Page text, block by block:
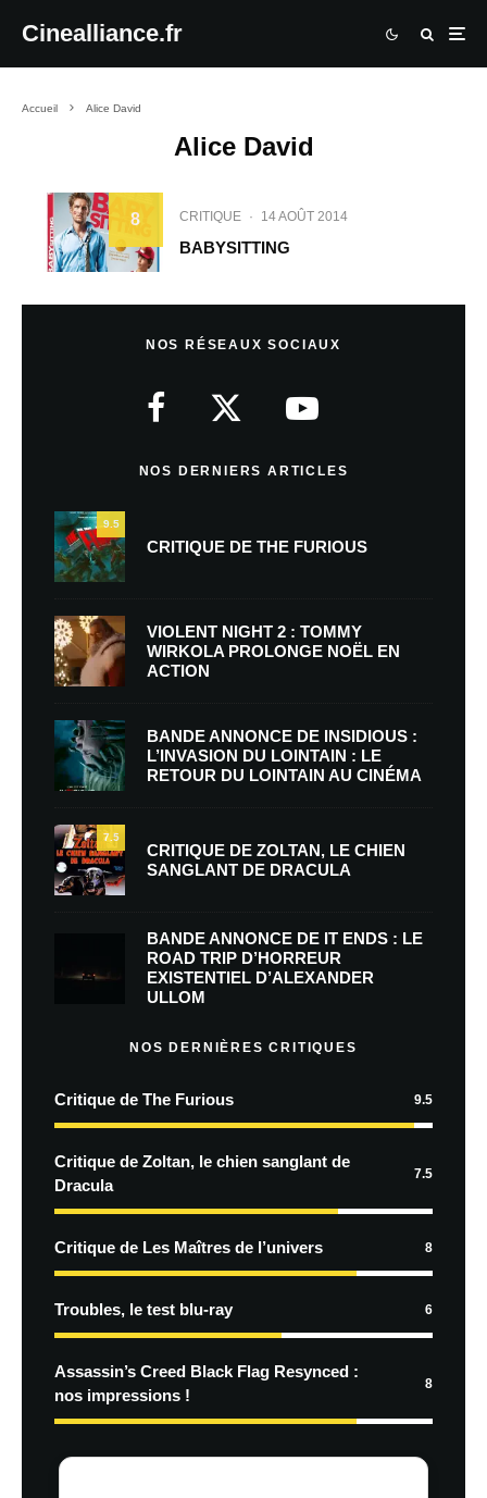
Cinealliance.fr
Accueil Alice David
Alice David
8 CRITIQUE · 14 AOÛT 2014
BABYSITTING
NOS RÉSEAUX SOCIAUX
NOS DERNIERS ARTICLES
9.5
CRITIQUE DE THE FURIOUS
VIOLENT NIGHT 2 : TOMMY
WIRKOLA PROLONGE NOËL EN
ACTION
BANDE ANNONCE DE INSIDIOUS :
L’INVASION DU LOINTAIN : LE
RETOUR DU LOINTAIN AU CINÉMA
7.5
CRITIQUE DE ZOLTAN, LE CHIEN
SANGLANT DE DRACULA
BANDE ANNONCE DE IT ENDS : LE
ROAD TRIP D’HORREUR
EXISTENTIEL D’ALEXANDER
ULLOM
NOS DERNIÈRES CRITIQUES
Critique de The Furious 9.5
Critique de Zoltan, le chien sanglant de
Dracula
7.5
Critique de Les Maîtres de l’univers 8
Troubles, le test blu-ray 6
Assassin’s Creed Black Flag Resynced :
nos impressions !
8